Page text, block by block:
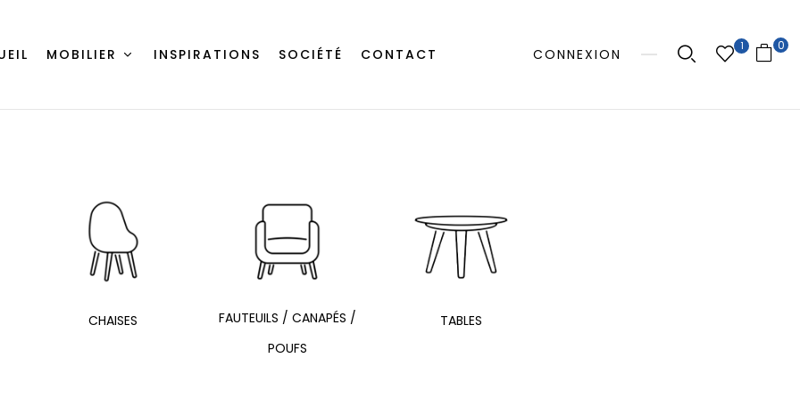
MOBILIER INSPIRATIONS SOCIÉTÉ CONTACT CONNEXION
1 0
CHAISES
FAUTEUILS / CANAPÉS /
POUFS
TABLES